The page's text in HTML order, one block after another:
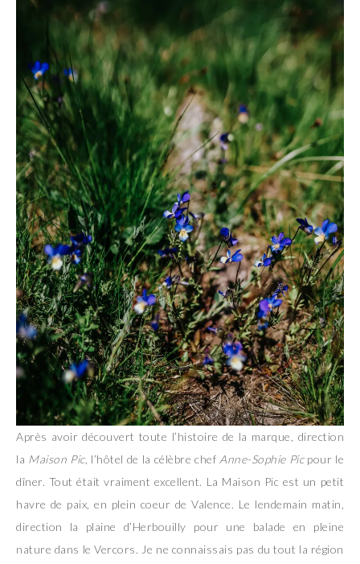
Après avoir découvert toute l’histoire de la marque, direction
la Maison Pic, l’hôtel de la célèbre chef Anne-Sophie Picpour le
dîner. Tout était vraiment excellent. La Maison Pic est un petit
havre de paix, en plein coeur de Valence. Le lendemain matin,
direction la plaine d’Herbouilly pour une balade en pleine
nature dans le Vercors. Je ne connaissais pas du tout la région